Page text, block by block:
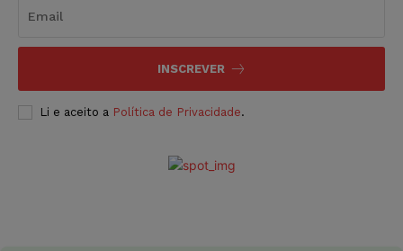
INSCREVER
Li e aceito a Política de Privacidade.